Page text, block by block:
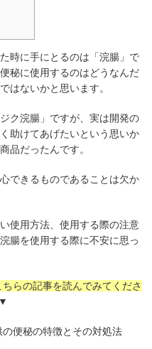
時に手にとるのは「浣腸」で
秘に使用するのはどうなんだ
はないかと思います。
ク浣腸」ですが、実は開発の
助けてあげたいという思いか
品だったんです。
できるものであることは欠か
使用方法、使用する際の注意
腸を使用する際に不安に思っ
らの記事を読んでみてくださ
便秘の特徴とその対処法